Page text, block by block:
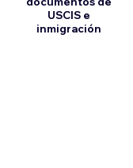
USCIS e
inmigración